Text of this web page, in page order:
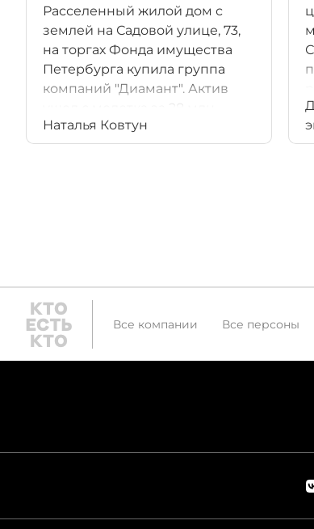
Расселенный жилой дом с
землей на Садовой улице, 73,
на торгах Фонда имущества
Петербурга купила группа
компаний "Диамант". Актив
рублей. Новый собственник
планирует реконструировать
Наталья Ковтун
Все компании Все персоны